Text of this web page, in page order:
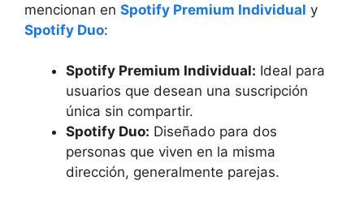
mencionan en Spotify Premium Individual y
Spotify Duo:
Spotify Premium Individual: Ideal para
usuarios que desean una suscripción
única sin compartir.
Spotify Duo: Diseñado para dos
personas que viven en la misma
dirección, generalmente parejas.